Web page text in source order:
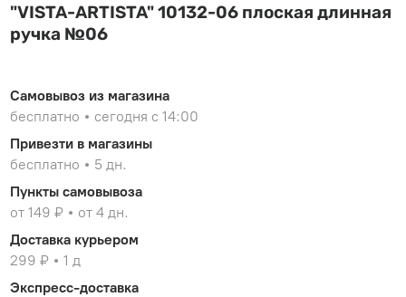
"VISTA-ARTISTA" 10132-06 плоская длинная
ручка №06
Самовывоз из магазина
бесплатно
сегодня с 14:00
Привезти в магазины
бесплатно
5 дн.
Пункты самовывоза
от 149 ₽
от 4 дн.
Доставка курьером
299 ₽
1 д
Экспресс-доставка